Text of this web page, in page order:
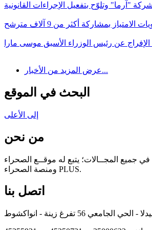
"آرما" وتلوّح بتفعيل الإجراءات القانونية
بمشاركة أكثر من 9 آلاف مترشح
عن رئيس الوزراء الأسبق موسى مارا
عرض المزيد من الأخبار...
البحث في الموقع
إلى الأعلى
من نحن
في جميع المجــالات؛ يتبع له موقــع الصحراء
ومنصة الصحراء PLUS.
اتصل بنا